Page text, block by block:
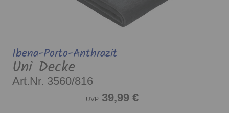
Ibena-Porto-Anthrazit
Uni Decke
Art.Nr. 3560/816
UVP 39,99 €